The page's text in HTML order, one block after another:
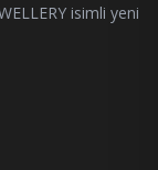
isimli yeni